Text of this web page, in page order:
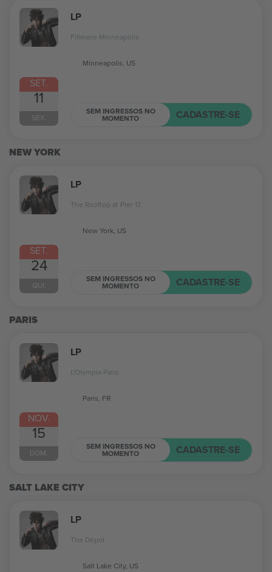
SET.
11
SEX.
LP
Fillmore Minneapolis
Minneapolis, US
SEM INGRESSOS NO
MOMENTO CADASTRE-SE
NEW YORK
SET.
24
QUI.
LP
The Rooftop at Pier 17
New York, US
SEM INGRESSOS NO
MOMENTO CADASTRE-SE
PARIS
NOV.
15
DOM.
LP
L'Olympia Paris
Paris, FR
SEM INGRESSOS NO
MOMENTO CADASTRE-SE
SALT LAKE CITY
LP
The Depot
Salt Lake City, US